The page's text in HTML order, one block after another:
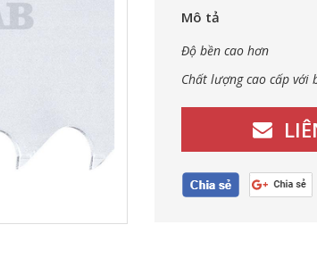
Mô tả
Độ bền cao hơn
Chất lượng cao cấp với